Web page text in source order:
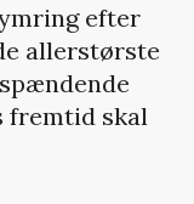
efter
allerstørste
fremtid skal